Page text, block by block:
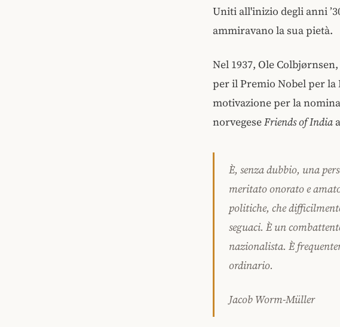
Uniti all'inizio degli anni
ammiravano la sua pietà.
Nel 1937, Ole
per il Premio Nobel per la
motivazione per la
norvegeseFriends of India
È, senza dubbio, una
meritato onorato e
politiche, che
seguaci. È un
nazionalista. È
ordinario.
Jacob Worm-Müller